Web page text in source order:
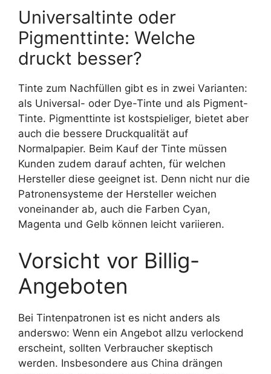
Universaltinte oder
Pigmenttinte: Welche
druckt besser?
Tinte zum Nachfüllen gibt es in zwei Varianten:
als Universal- oder Dye-Tinte und als Pigment-
Tinte. Pigmenttinte ist kostspieliger, bietet aber
auch die bessere Druckqualität auf
Normalpapier. Beim Kauf der Tinte müssen
Kunden zudem darauf achten, für welchen
Hersteller diese geeignet ist. Denn nicht nur die
Patronensysteme der Hersteller weichen
voneinander ab, auch die Farben Cyan,
Magenta und Gelb können leicht variieren.
Vorsicht vor Billig-
Angeboten
Bei Tintenpatronen ist es nicht anders als
anderswo: Wenn ein Angebot allzu verlockend
erscheint, sollten Verbraucher skeptisch
werden. Insbesondere aus China drängen